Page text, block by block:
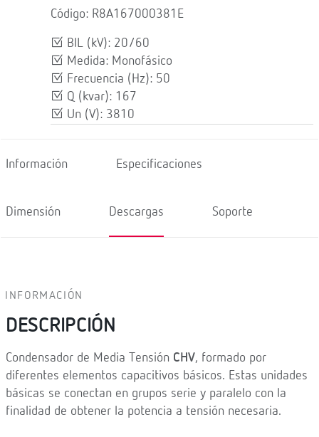
Código: R8A167000381E
BIL (kV): 20/60
Medida: Monofásico
Frecuencia (Hz): 50
Q (kvar): 167
Un (V): 3810
Información Especificaciones
Dimensión Descargas Soporte
INFORMACIÓN
DESCRIPCIÓN
Condensador de Media Tensión CHV, formado por
diferentes elementos capacitivos básicos. Estas unidades
básicas se conectan en grupos serie y paralelo con la
finalidad de obtener la potencia a tensión necesaria.